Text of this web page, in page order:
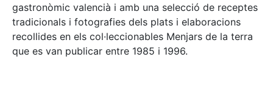
gastronòmic valencià i amb una selecció de receptes
tradicionals i fotografies dels plats i elaboracions
recollides en els col·leccionables Menjars de la terra
que es van publicar entre 1985 i 1996.